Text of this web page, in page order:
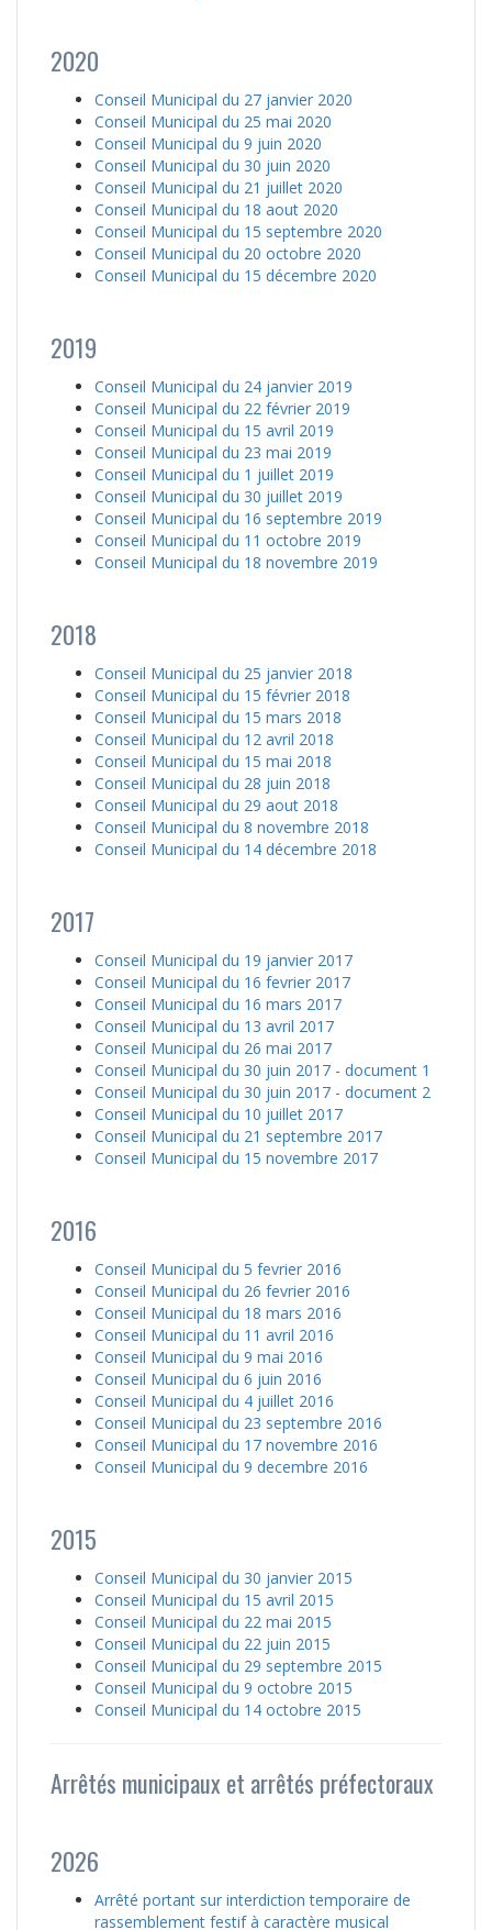
2020
Conseil Municipal du 27 janvier 2020
Conseil Municipal du 25 mai 2020
Conseil Municipal du 9 juin 2020
Conseil Municipal du 30 juin 2020
Conseil Municipal du 21 juillet 2020
Conseil Municipal du 18 aout 2020
Conseil Municipal du 15 septembre 2020
Conseil Municipal du 20 octobre 2020
Conseil Municipal du 15 décembre 2020
2019
Conseil Municipal du 24 janvier 2019
Conseil Municipal du 22 février 2019
Conseil Municipal du 15 avril 2019
Conseil Municipal du 23 mai 2019
Conseil Municipal du 1 juillet 2019
Conseil Municipal du 30 juillet 2019
Conseil Municipal du 16 septembre 2019
Conseil Municipal du 11 octobre 2019
Conseil Municipal du 18 novembre 2019
2018
Conseil Municipal du 25 janvier 2018
Conseil Municipal du 15 février 2018
Conseil Municipal du 15 mars 2018
Conseil Municipal du 12 avril 2018
Conseil Municipal du 15 mai 2018
Conseil Municipal du 28 juin 2018
Conseil Municipal du 29 aout 2018
Conseil Municipal du 8 novembre 2018
Conseil Municipal du 14 décembre 2018
2017
Conseil Municipal du 19 janvier 2017
Conseil Municipal du 16 fevrier 2017
Conseil Municipal du 16 mars 2017
Conseil Municipal du 13 avril 2017
Conseil Municipal du 26 mai 2017
Conseil Municipal du 30 juin 2017 - document 1
Conseil Municipal du 30 juin 2017 - document 2
Conseil Municipal du 10 juillet 2017
Conseil Municipal du 21 septembre 2017
Conseil Municipal du 15 novembre 2017
2016
Conseil Municipal du 5 fevrier 2016
Conseil Municipal du 26 fevrier 2016
Conseil Municipal du 18 mars 2016
Conseil Municipal du 11 avril 2016
Conseil Municipal du 9 mai 2016
Conseil Municipal du 6 juin 2016
Conseil Municipal du 4 juillet 2016
Conseil Municipal du 23 septembre 2016
Conseil Municipal du 17 novembre 2016
Conseil Municipal du 9 decembre 2016
2015
Conseil Municipal du 30 janvier 2015
Conseil Municipal du 15 avril 2015
Conseil Municipal du 22 mai 2015
Conseil Municipal du 22 juin 2015
Conseil Municipal du 29 septembre 2015
Conseil Municipal du 9 octobre 2015
Conseil Municipal du 14 octobre 2015
Arrêtés municipaux et arrêtés préfectoraux
2026
Arrêté portant sur interdiction temporaire de
rassemblement festif à caractère musical